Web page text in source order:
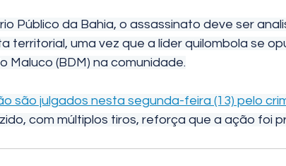
Público da Bahia, o assassinato deve ser
territorial, uma vez que a líder quilombola se
Maluco (BDM) na comunidade.
são julgados nesta segunda-feira (13) pelo
com múltiplos tiros, reforça que a ação foi